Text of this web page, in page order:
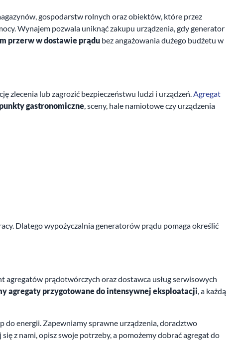
gospodarstw rolnych oraz obiektów, które przez
Wynajem pozwala uniknąć zakupu urządzenia, gdy generator
przerw w dostawie prądu bez angażowania dużego budżetu w
zlecenia lub zagrozić bezpieczeństwu ludzi i urządzeń.Agregat
gastronomiczne, sceny, hale namiotowe czy urządzenia
Dlatego wypożyczalnia generatorów prądu pomaga określić
agregatów prądotwórczych oraz dostawca usług serwisowych
agregaty przygotowane do intensywnej eksploatacji, a każdą
do energii. Zapewniamy sprawne urządzenia, doradztwo
z nami, opisz swoje potrzeby, a pomożemy dobrać agregat do